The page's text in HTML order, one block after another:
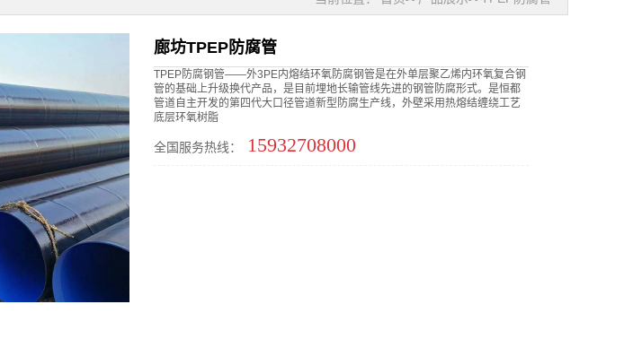
廊坊TPEP防腐管
TPEP防腐钢管——外3PE内熔结环氧防腐钢管是在外单层聚乙烯内环氧复合钢
管的基础上升级换代产品，是目前埋地长输管线先进的钢管防腐形式。是恒都
管道自主开发的第四代大口径管道新型防腐生产线，外壁采用热熔结缠绕工艺
底层环氧树脂
全国服务热线： 15932708000